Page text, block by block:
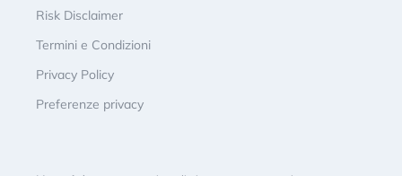
Risk Disclaimer
Termini e Condizioni
Privacy Policy
Preferenze privacy